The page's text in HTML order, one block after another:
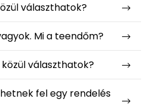
választhatok?
Mi a teendőm?
választhatok?
fel egy rendelés